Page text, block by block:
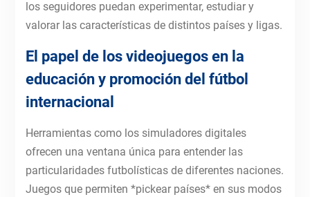
los seguidores puedan experimentar, estudiar y
valorar las características de distintos países y ligas.
El papel de los videojuegos en la
educación y promoción del fútbol
internacional
Herramientas como los simuladores digitales
ofrecen una ventana única para entender las
particularidades futbolísticas de diferentes naciones.
Juegos que permiten *pickear países* en sus modos